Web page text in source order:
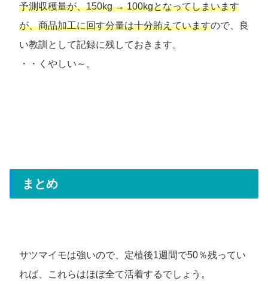
予測収穫量が、150kg → 100kgとなってしまいます
が、商品加工に回す分量は十分賄えていますので、良
い教訓として記録に残しておきます。
・・くやしい～。
まとめ
サツマイモは強いので、定植後1週間で50％残ってい
れば、これらはほぼ全て活着するでしょう。